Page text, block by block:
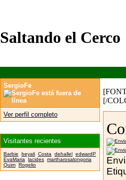
Saltando el Cerco
[/
SergioFe
Ver perfil completo
Visitantes recientes
Barbie beyali Costa dehallel edwardP
EvaMaria
lacides martharosalongoria
Quim Rogelio